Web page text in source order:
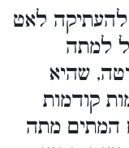
לאט
למתה
שהיא
קודמות
המתים מתה